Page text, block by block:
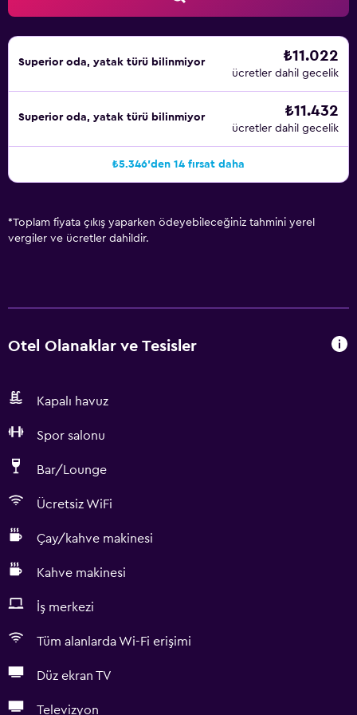
merkezi faaliyet gösterir. Graz Havaalanı 7 km ötededir.
Otelden 5 km uzaklıktaki Eski Kent'e ulaşım sağlayan en
yakın otobüs durağına 2 dakikada varabilirsiniz.
Superior oda, yatak türü bilinmiyor ₺11.022
ücretler dahil gecelik
Superior oda, yatak türü bilinmiyor ₺11.432
ücretler dahil gecelik
₺5.346'den 14 fırsat daha
*Toplam fiyata çıkış yaparken ödeyebileceğiniz tahmini yerel
vergiler ve ücretler dahildir.
Otel Olanaklar ve Tesisler
Kapalı havuz
Spor salonu
Bar/Lounge
Ücretsiz WiFi
Çay/kahve makinesi
Kahve makinesi
İş merkezi
Tüm alanlarda Wi-Fi erişimi
Düz ekran TV
Televizyon